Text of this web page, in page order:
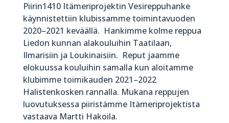
Piirin1410 Itämeriprojektin Vesireppuhanke
käynnistettiin klubissamme toimintavuoden
2020–2021 keväällä. Hankimme kolme reppua
Liedon kunnan alakouluihin Taatilaan,
Ilmarisiin ja Loukinaisiin. Reput jaamme
elokuussa kouluihin samalla kun aloitamme
klubimme toimikauden 2021–2022
Halistenkosken rannalla. Mukana reppujen
luovutuksessa piiristämme Itämeriprojektista
vastaava Martti Hakoila.